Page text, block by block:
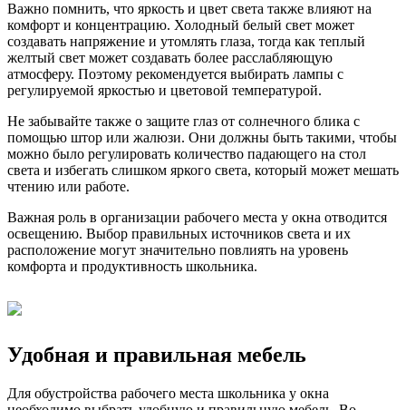
Важно помнить, что яркость и цвет света также влияют на
комфорт и концентрацию. Холодный белый свет может
создавать напряжение и утомлять глаза, тогда как теплый
желтый свет может создавать более расслабляющую
атмосферу. Поэтому рекомендуется выбирать лампы с
регулируемой яркостью и цветовой температурой.
Не забывайте также о защите глаз от солнечного блика с
помощью штор или жалюзи. Они должны быть такими, чтобы
можно было регулировать количество падающего на стол
света и избегать слишком яркого света, который может мешать
чтению или работе.
Важная роль в организации рабочего места у окна отводится
освещению. Выбор правильных источников света и их
расположение могут значительно повлиять на уровень
комфорта и продуктивность школьника.
Удобная и правильная мебель
Для обустройства рабочего места школьника у окна